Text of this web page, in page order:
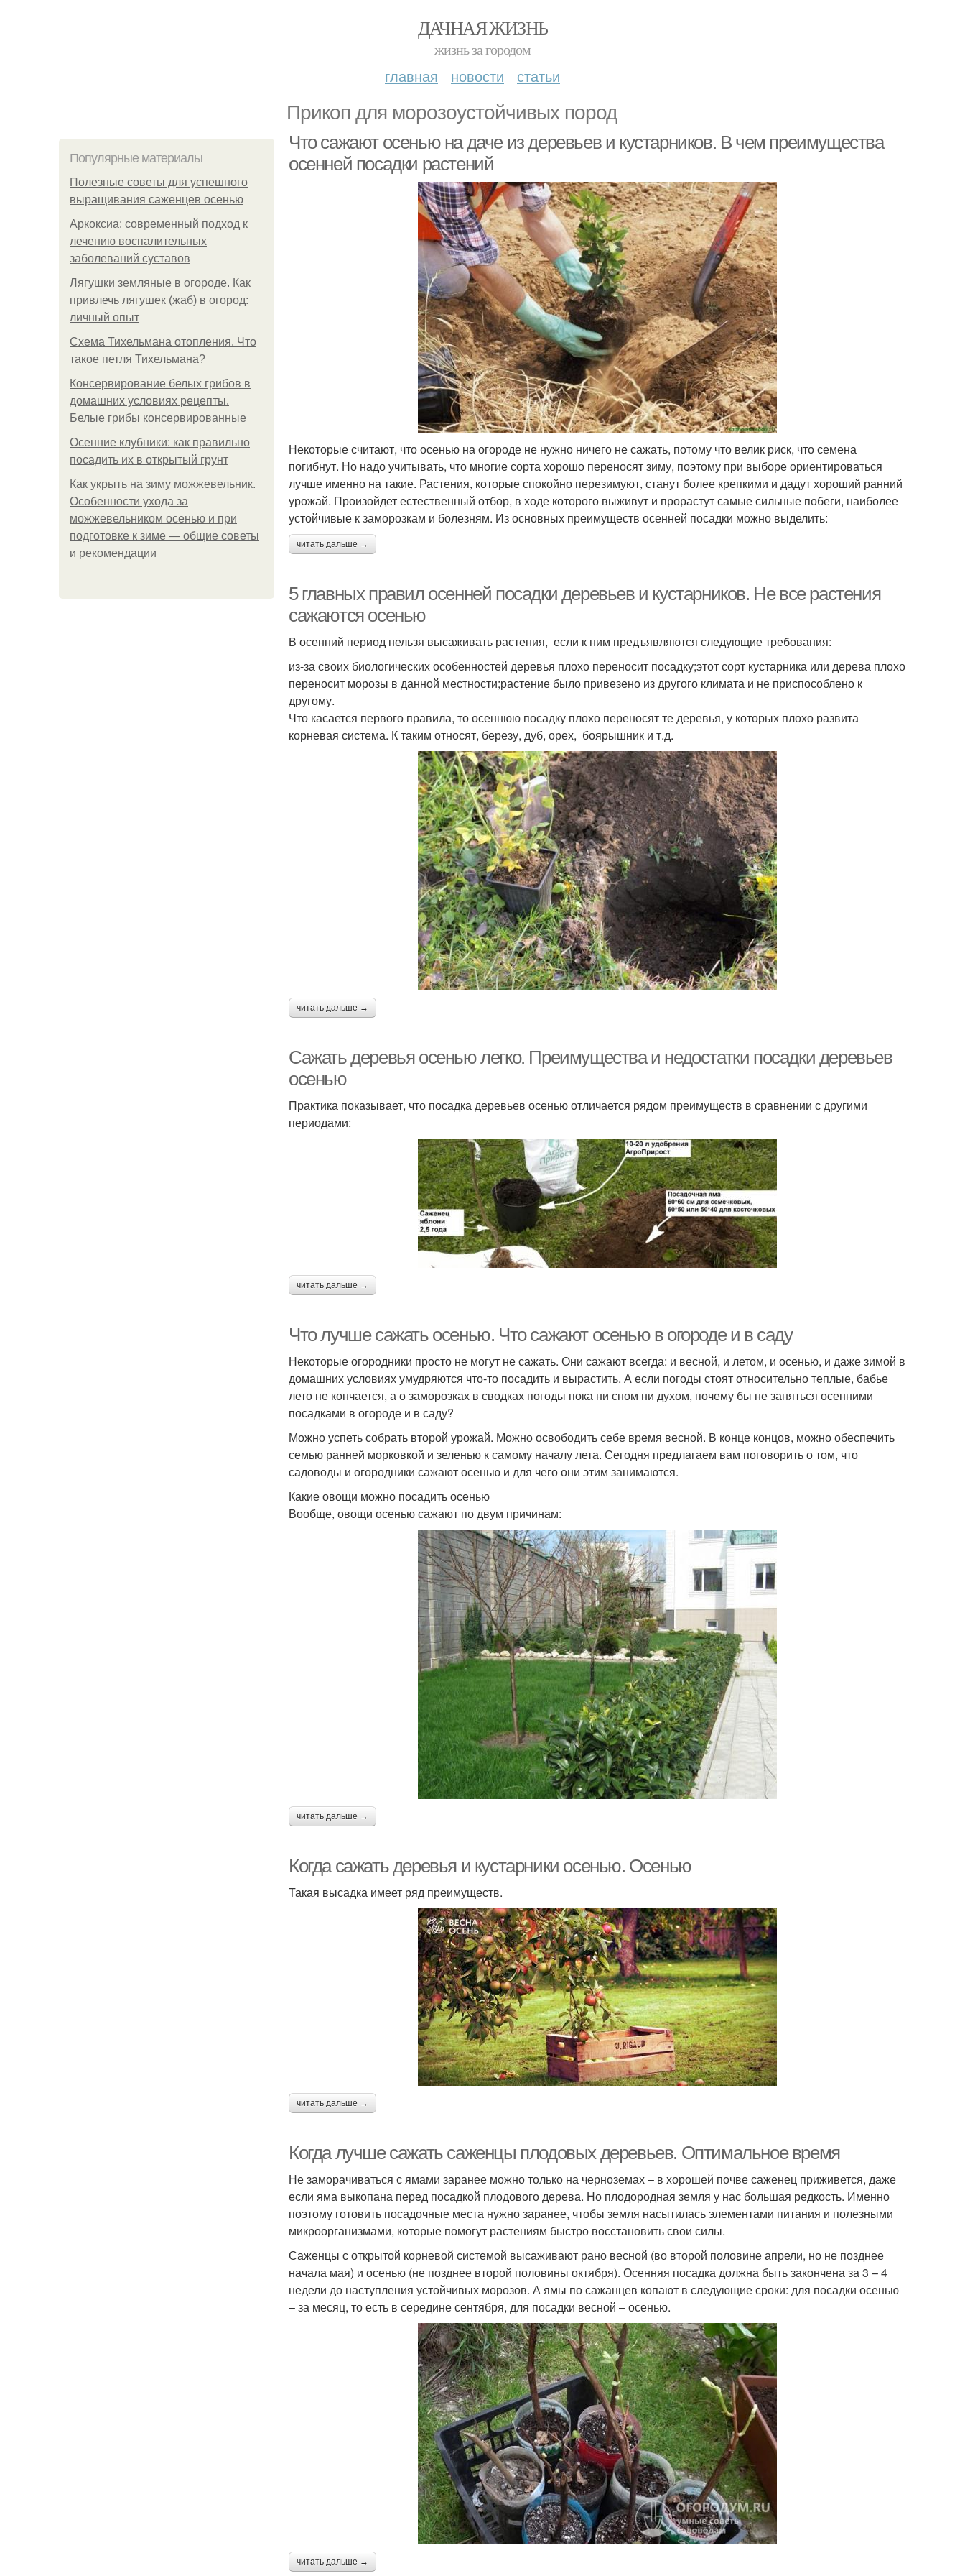
ДАЧНАЯ ЖИЗНЬ
жизнь за городом
главная новости статьи
Прикоп для морозоустойчивых пород
Популярные материалы
Полезные советы для успешного
выращивания саженцев осенью
Аркоксиа: современный подход к
лечению воспалительных
заболеваний суставов
Лягушки земляные в огороде. Как
привлечь лягушек (жаб) в огород:
личный опыт
Схема Тихельмана отопления. Что
такое петля Тихельмана?
Консервирование белых грибов в
домашних условиях рецепты.
Белые грибы консервированные
Осенние клубники: как правильно
посадить их в открытый грунт
Как укрыть на зиму можжевельник.
Особенности ухода за
можжевельником осенью и при
подготовке к зиме — общие советы
и рекомендации
Что сажают осенью на даче из деревьев и кустарников. В чем преимущества
осенней посадки растений
Некоторые считают, что осенью на огороде не нужно ничего не сажать, потому что велик риск, что семена
погибнут. Но надо учитывать, что многие сорта хорошо переносят зиму, поэтому при выборе ориентироваться
лучше именно на такие. Растения, которые спокойно перезимуют, станут более крепкими и дадут хороший ранний
урожай. Произойдет естественный отбор, в ходе которого выживут и прорастут самые сильные побеги, наиболее
устойчивые к заморозкам и болезням. Из основных преимуществ осенней посадки можно выделить:
читать дальше →
5 главных правил осенней посадки деревьев и кустарников. Не все растения
сажаются осенью
В осенний период нельзя высаживать растения, если к ним предъявляются следующие требования:
из-за своих биологических особенностей деревья плохо переносит посадку;этот сорт кустарника или дерева плохо
переносит морозы в данной местности;растение было привезено из другого климата и не приспособлено к
другому.
Что касается первого правила, то осеннюю посадку плохо переносят те деревья, у которых плохо развита
корневая система. К таким относят, березу, дуб, орех, боярышник и т.д.
читать дальше →
Сажать деревья осенью легко. Преимущества и недостатки посадки деревьев
осенью
Практика показывает, что посадка деревьев осенью отличается рядом преимуществ в сравнении с другими
периодами:
читать дальше →
Что лучше сажать осенью. Что сажают осенью в огороде и в саду
Некоторые огородники просто не могут не сажать. Они сажают всегда: и весной, и летом, и осенью, и даже зимой в
домашних условиях умудряются что-то посадить и вырастить. А если погоды стоят относительно теплые, бабье
лето не кончается, а о заморозках в сводках погоды пока ни сном ни духом, почему бы не заняться осенними
посадками в огороде и в саду?
Можно успеть собрать второй урожай. Можно освободить себе время весной. В конце концов, можно обеспечить
семью ранней морковкой и зеленью к самому началу лета. Сегодня предлагаем вам поговорить о том, что
садоводы и огородники сажают осенью и для чего они этим занимаются.
Какие овощи можно посадить осенью
Вообще, овощи осенью сажают по двум причинам:
читать дальше →
Когда сажать деревья и кустарники осенью. Осенью
Такая высадка имеет ряд преимуществ.
читать дальше →
Когда лучше сажать саженцы плодовых деревьев. Оптимальное время
Не заморачиваться с ямами заранее можно только на черноземах – в хорошей почве саженец приживется, даже
если яма выкопана перед посадкой плодового дерева. Но плодородная земля у нас большая редкость. Именно
поэтому готовить посадочные места нужно заранее, чтобы земля насытилась элементами питания и полезными
микроорганизмами, которые помогут растениям быстро восстановить свои силы.
Саженцы с открытой корневой системой высаживают рано весной (во второй половине апрели, но не позднее
начала мая) и осенью (не позднее второй половины октября). Осенняя посадка должна быть закончена за 3 – 4
недели до наступления устойчивых морозов. А ямы по сажанцев копают в следующие сроки: для посадки осенью
– за месяц, то есть в середине сентября, для посадки весной – осенью.
читать дальше →